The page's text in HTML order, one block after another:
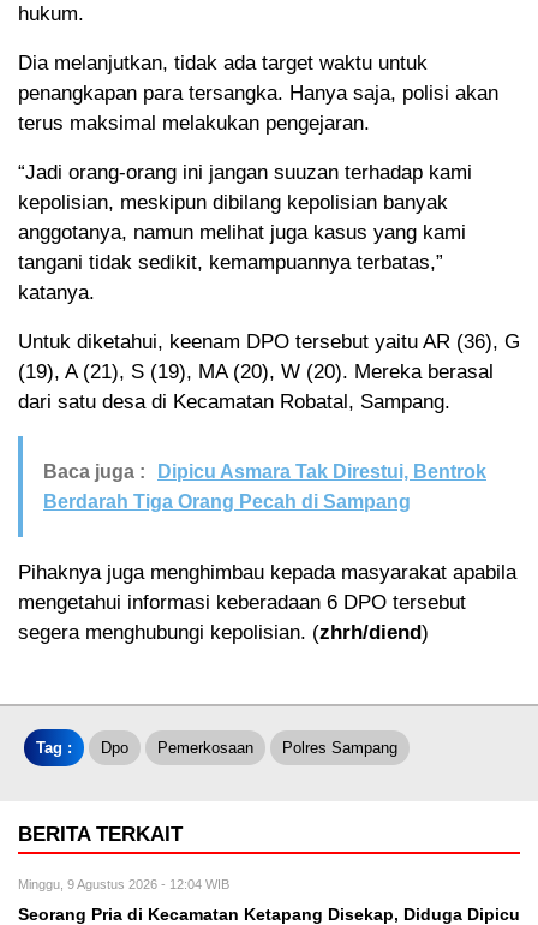
hukum.
Dia melanjutkan, tidak ada target waktu untuk
penangkapan para tersangka. Hanya saja, polisi akan
terus maksimal melakukan pengejaran.
“Jadi orang-orang ini jangan suuzan terhadap kami
kepolisian, meskipun dibilang kepolisian banyak
anggotanya, namun melihat juga kasus yang kami
tangani tidak sedikit, kemampuannya terbatas,”
katanya.
Untuk diketahui, keenam DPO tersebut yaitu AR (36), G
(19), A (21), S (19), MA (20), W (20). Mereka berasal
dari satu desa di Kecamatan Robatal, Sampang.
Baca juga :
Dipicu Asmara Tak Direstui, Bentrok
Berdarah Tiga Orang Pecah di Sampang
Pihaknya juga menghimbau kepada masyarakat apabila
mengetahui informasi keberadaan 6 DPO tersebut
segera menghubungi kepolisian. (zhrh/diend)
Tag : Dpo Pemerkosaan Polres Sampang
BERITA TERKAIT
Minggu, 9 Agustus 2026 - 12:04 WIB
Seorang Pria di Kecamatan Ketapang Disekap, Diduga Dipicu